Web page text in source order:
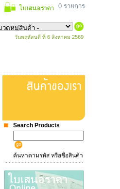
0 รายการ
วันพฤหัสบดี ที่ 6 สิงหาคม 2569
Search Products
ค้นหาตามรหัส หรือชื่อสินค้า